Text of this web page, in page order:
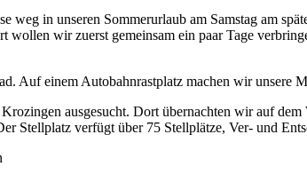
weg in unseren Sommerurlaub am Samstag am
wollen wir zuerst gemeinsam ein paar Tage
Auf einem Autobahnrastplatz machen wir
ausgesucht. Dort übernachten wir auf dem
Stellplatz verfügt über 75 Stellplätze, Ver- und